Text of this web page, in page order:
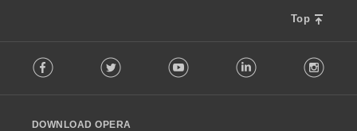
Top
o
w
Facebook Twitter Youtube LinkedIn
DOWNLOAD OPERA